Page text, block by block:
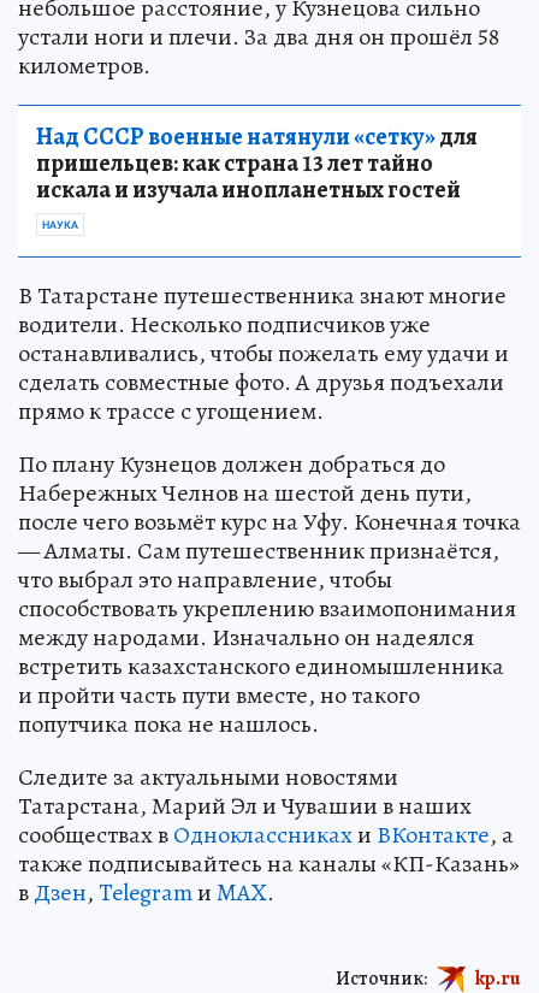
небольшое расстояние, у Кузнецова сильно
устали ноги и плечи. За два дня он прошёл 58
километров.
Над СССР военные натянули «сетку»для
пришельцев: как страна 13 лет тайно
искала и изучала инопланетных гостей
НАУКА
В Татарстане путешественника знают многие
водители. Несколько подписчиков уже
останавливались, чтобы пожелать ему удачи и
сделать совместные фото. А друзья подъехали
прямо к трассе с угощением.
По плану Кузнецов должен добраться до
Набережных Челнов на шестой день пути,
после чего возьмёт курс на Уфу. Конечная точка
— Алматы. Сам путешественник признаётся,
что выбрал это направление, чтобы
способствовать укреплению взаимопонимания
между народами. Изначально он надеялся
встретить казахстанского единомышленника
и пройти часть пути вместе, но такого
попутчика пока не нашлось.
Следите за актуальными новостями
Татарстана, Марий Эл и Чувашии в наших
сообществах вОдноклассникахи ВКонтакте, а
также подписывайтесь на каналы «КП-Казань»
вДзен,TelegramиMAX.
Источник: kp.ru